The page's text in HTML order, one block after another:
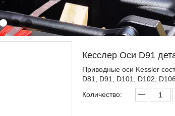
Кесслер Оси D91
Приводные оси Kessler
D81, D91, D101, D102,
Количество: